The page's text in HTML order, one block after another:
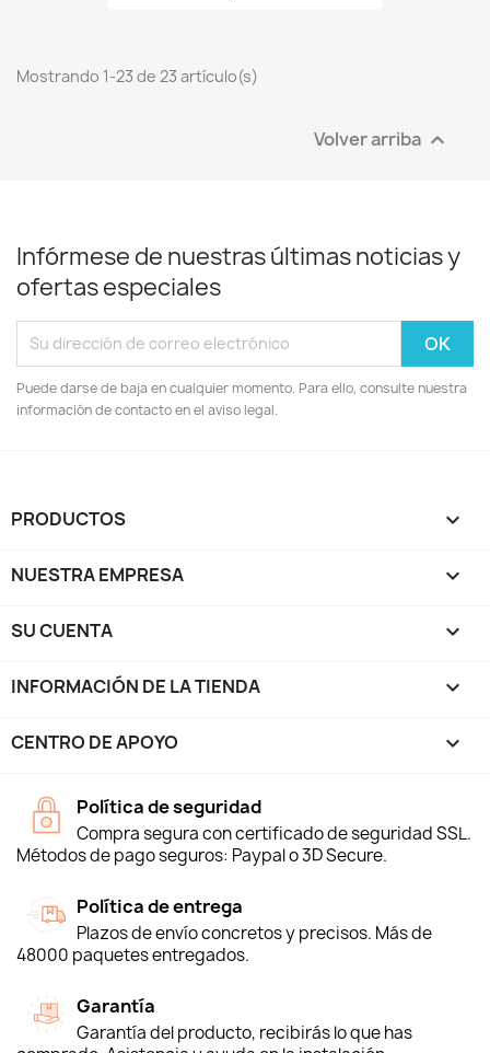
Mostrando 1-23 de 23 artículo(s)
Volver arriba 
Infórmese de nuestras últimas noticias y
ofertas especiales
Puede darse de baja en cualquier momento. Para ello, consulte nuestra
información de contacto en el aviso legal.
PRODUCTOS 
NUESTRA EMPRESA 
SU CUENTA 
INFORMACIÓN DE LA TIENDA keyboard_arrow_down
CENTRO DE APOYO 
Política de seguridad
Compra segura con certificado de seguridad SSL.
Métodos de pago seguros: Paypal o 3D Secure.
Política de entrega
Plazos de envío concretos y precisos. Más de
48000 paquetes entregados.
Garantía
Garantía del producto, recibirás lo que has